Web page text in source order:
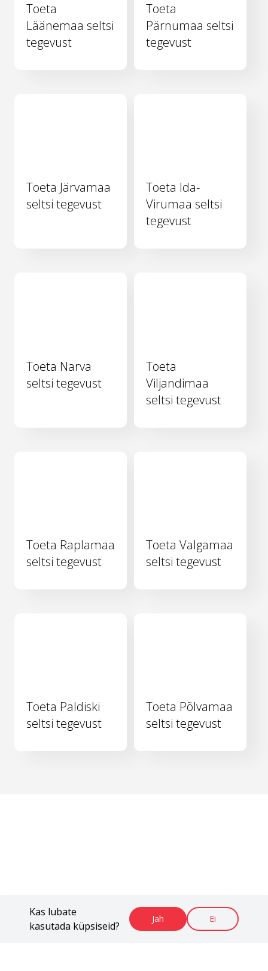
Kas lubate
kasutada küpsiseid?
Jah Ei
Toeta
Läänemaa seltsi
tegevust
Toeta
Pärnumaa seltsi
tegevust
Toeta Järvamaa
seltsi tegevust
Toeta Ida-
Virumaa seltsi
tegevust
Toeta Narva
seltsi tegevust
Toeta
Viljandimaa
seltsi tegevust
Toeta Raplamaa
seltsi tegevust
Toeta Valgamaa
seltsi tegevust
Toeta Paldiski
seltsi tegevust
Toeta Põlvamaa
seltsi tegevust